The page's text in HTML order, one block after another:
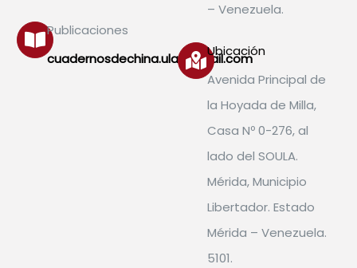
Publicaciones
cuadernosdechina.ula@gmail.com
– Venezuela.
Ubicación
Avenida Principal de
la Hoyada de Milla,
Casa Nº 0-276, al
lado del SOULA.
Mérida, Municipio
Libertador. Estado
Mérida – Venezuela.
5101.